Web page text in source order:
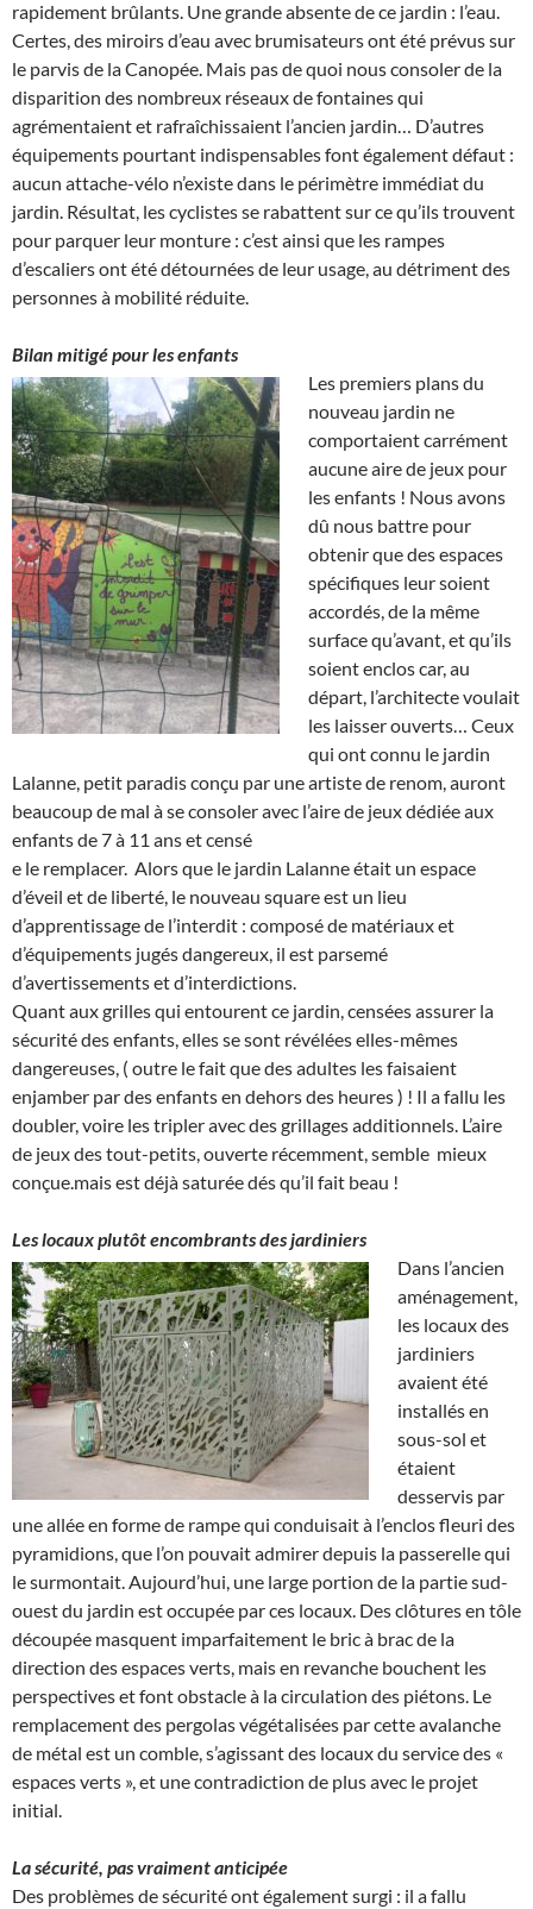
rapidement brûlants. Une grande absente de ce jardin : l’eau.
Certes, des miroirs d’eau avec brumisateurs ont été prévus sur
le parvis de la Canopée. Mais pas de quoi nous consoler de la
disparition des nombreux réseaux de fontaines qui
agrémentaient et rafraîchissaient l’ancien jardin… D’autres
équipements pourtant indispensables font également défaut :
aucun attache-vélo n’existe dans le périmètre immédiat du
jardin. Résultat, les cyclistes se rabattent sur ce qu’ils trouvent
pour parquer leur monture : c’est ainsi que les rampes
d’escaliers ont été détournées de leur usage, au détriment des
personnes à mobilité réduite.
Bilan mitigé pour les enfants
Les premiers plans du
nouveau jardin ne
comportaient carrément
aucune aire de jeux pour
les enfants ! Nous avons
dû nous battre pour
obtenir que des espaces
spécifiques leur soient
accordés, de la même
surface qu’avant, et qu’ils
soient enclos car, au
départ, l’architecte voulait
les laisser ouverts… Ceux
qui ont connu le jardin
Lalanne, petit paradis conçu par une artiste de renom, auront
beaucoup de mal à se consoler avec l’aire de jeux dédiée aux
enfants de 7 à 11 ans et censé
e le remplacer. Alors que le jardin Lalanne était un espace
d’éveil et de liberté, le nouveau square est un lieu
d’apprentissage de l’interdit : composé de matériaux et
d’équipements jugés dangereux, il est parsemé
d’avertissements et d’interdictions.
Quant aux grilles qui entourent ce jardin, censées assurer la
sécurité des enfants, elles se sont révélées elles-mêmes
dangereuses, ( outre le fait que des adultes les faisaient
enjamber par des enfants en dehors des heures ) ! Il a fallu les
doubler, voire les tripler avec des grillages additionnels. L’aire
de jeux des tout-petits, ouverte récemment, semble mieux
conçue.mais est déjà saturée dés qu’il fait beau !
Les locaux plutôt encombrants des jardiniers
Dans l’ancien
aménagement,
les locaux des
jardiniers
avaient été
installés en
sous-sol et
étaient
desservis par
une allée en forme de rampe qui conduisait à l’enclos fleuri des
pyramidions, que l’on pouvait admirer depuis la passerelle qui
le surmontait. Aujourd’hui, une large portion de la partie sud-
ouest du jardin est occupée par ces locaux. Des clôtures en tôle
découpée masquent imparfaitement le bric à brac de la
direction des espaces verts, mais en revanche bouchent les
perspectives et font obstacle à la circulation des piétons. Le
remplacement des pergolas végétalisées par cette avalanche
de métal est un comble, s’agissant des locaux du service des «
espaces verts », et une contradiction de plus avec le projet
initial.
La sécurité, pas vraiment anticipée
Des problèmes de sécurité ont également surgi : il a fallu